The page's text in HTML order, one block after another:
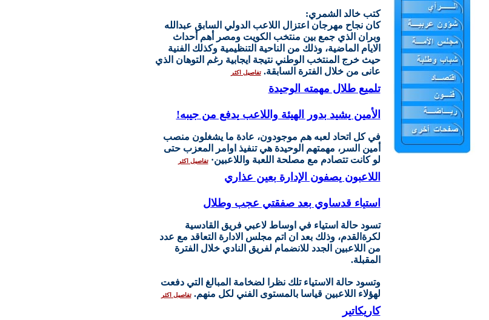
كتب خالد الشمري:
كان نجاح مهرجان اعتزال اللاعب الدولي السابق عبدالله
وبران الذي جمع بين منتخب الكويت ومصر أهم أحداث
الايام الماضية، وذلك من الناحية التنظيمية وكذلك الفنية
حيث خرج المنتخب الوطني نتيجة ايجابية رغم التوهان الذي
عانى من خلال الفترة السابقة.تفاصيل اكثر
تلميع طلال مهمته الوحيدة
الأمين يشيد بدور الهيئة واللاعب يدفع من جيبه!
في كل اتحاد لعبه هم موجودون، عادة ما يشغلون منصب
أمين السر، مهمتهم الوحيدة هي تنفيذ اوامر المعزب حتى
لو كانت تتصادم مع مصلحة اللعبة واللاعبين·تفاصيل اكثر
اللاعبون يصفون الإدارة بعين عذاري
استياء قدساوي بعد صفقتي عجب وطلال
تسود حالة استياء في اوساط لاعبي فريق القادسية
لكرةالقدم، وذلك بعد ان اتم مجلس الادارة التعاقد مع عدد
من اللاعبين الجدد للانضمام لفريق النادي خلال الفترة
المقبلة.
وتسود حالة الاستياء تلك نظرا لضخامة المبالغ التي دفعت
لهؤلاء اللاعبين قياسا بالمستوى الفني لكل منهم.تفاصيل اكثر
كاريكاتير